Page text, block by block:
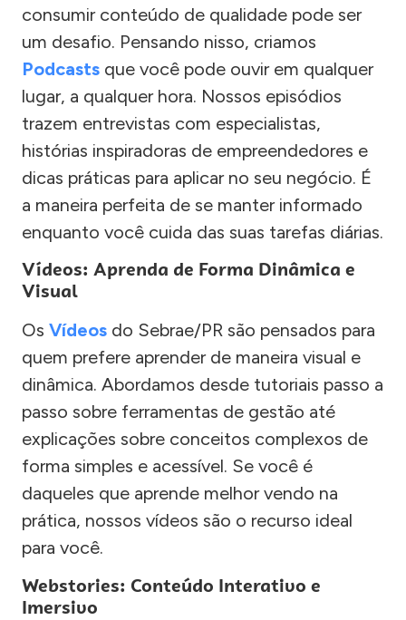
consumir conteúdo de qualidade pode ser
um desafio. Pensando nisso, criamos
Podcasts que você pode ouvir em qualquer
lugar, a qualquer hora. Nossos episódios
trazem entrevistas com especialistas,
histórias inspiradoras de empreendedores e
dicas práticas para aplicar no seu negócio. É
a maneira perfeita de se manter informado
enquanto você cuida das suas tarefas diárias.
Vídeos: Aprenda de Forma Dinâmica e
Visual
Os Vídeos do Sebrae/PR são pensados para
quem prefere aprender de maneira visual e
dinâmica. Abordamos desde tutoriais passo a
passo sobre ferramentas de gestão até
explicações sobre conceitos complexos de
forma simples e acessível. Se você é
daqueles que aprende melhor vendo na
prática, nossos vídeos são o recurso ideal
para você.
Webstories: Conteúdo Interativo e
Imersivo